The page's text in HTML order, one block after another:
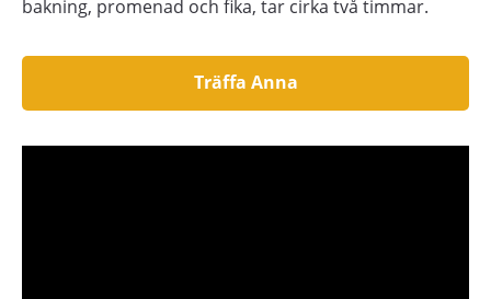
bakning, promenad och fika, tar cirka två timmar.
Träffa Anna